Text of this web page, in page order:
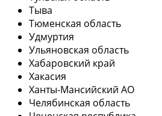
Тыва
Тюменская область
Удмуртия
Ульяновская область
Хабаровский край
Хакасия
Ханты-Мансийский АО
Челябинская область